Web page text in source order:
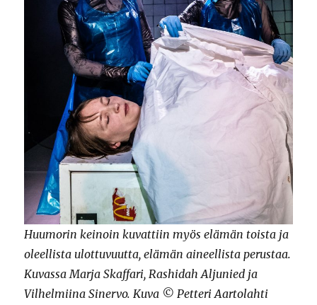
Huumorin keinoin kuvattiin myös elämän toista ja
oleellista ulottuvuutta, elämän aineellista perustaa.
Kuvassa Marja Skaffari, Rashidah Aljunied ja
Vilhelmiina Sinervo. Kuva © Petteri Aartolahti